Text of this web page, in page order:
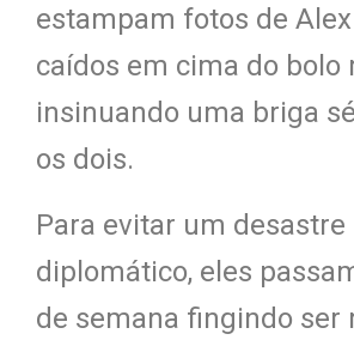
estampam fotos de
caídos em cima do bolo
insinuando uma briga
os dois.
Para evitar um desastre
diplomático, eles
de semana fingindo ser